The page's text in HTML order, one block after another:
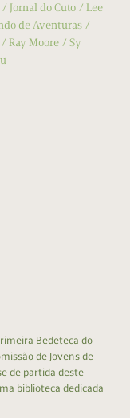
Jornal do Cuto
Lee
de Aventuras
Ray Moore
Sy
Bedeteca do
de Jovens de
de partida deste
biblioteca dedicada